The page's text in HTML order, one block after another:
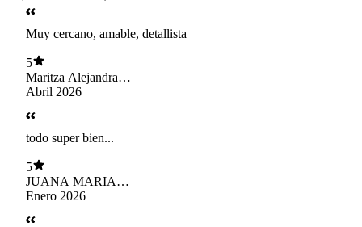
Muy cercano, amable, detallista
5
Maritza Alejandra
Covarrubias Orrego
Abril 2026
todo super bien...
5
JUANA MARIA
SALAS
Enero 2026